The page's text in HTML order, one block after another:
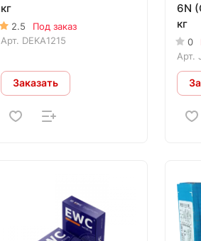
кг
2.5
Под заказ
Арт. DEKA1215
Заказать
6N
кг
0
Арт.